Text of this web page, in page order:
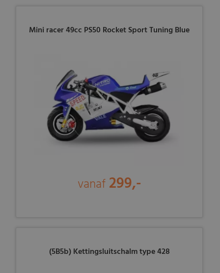
Mini racer 49cc PS50 Rocket Sport Tuning Blue
vanaf 299,-
(5B5b) Kettingsluitschalm type 428